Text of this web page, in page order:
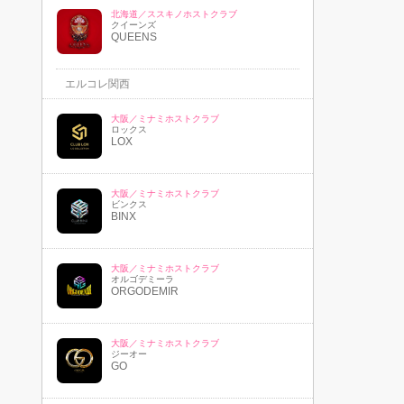
北海道／ススキノホストクラブ
クイーンズ
QUEENS
エルコレ関西
大阪／ミナミホストクラブ
ロックス
LOX
大阪／ミナミホストクラブ
ビンクス
BINX
大阪／ミナミホストクラブ
オルゴデミーラ
ORGODEMIR
大阪／ミナミホストクラブ
ジーオー
GO